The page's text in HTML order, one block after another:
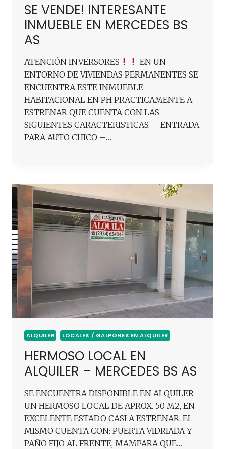
SE VENDE! INTERESANTE
INMUEBLE EN MERCEDES BS
AS
ATENCIÓN INVERSORES
EN UN
ENTORNO DE VIVIENDAS PERMANENTES SE
ENCUENTRA ESTE INMUEBLE
HABITACIONAL EN PH PRACTICAMENTE A
ESTRENAR QUE CUENTA CON LAS
SIGUIENTES CARACTERISTICAS: – ENTRADA
PARA AUTO CHICO –…
ALQUILER LOCALES / GALPONES EN ALQUILER
HERMOSO LOCAL EN
ALQUILER – MERCEDES BS AS
SE ENCUENTRA DISPONIBLE EN ALQUILER
UN HERMOSO LOCAL DE APROX. 50 M2, EN
EXCELENTE ESTADO CASI A ESTRENAR. EL
MISMO CUENTA CON: PUERTA VIDRIADA Y
PAÑO FIJO AL FRENTE, MAMPARA QUE…